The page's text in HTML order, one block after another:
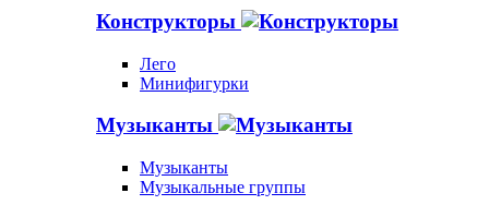
Конструкторы
Лего
Минифигурки
Музыканты
Музыканты
Музыкальные группы